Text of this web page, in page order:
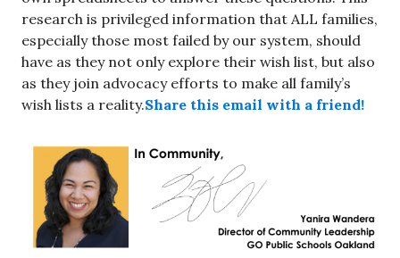
research is privileged information that ALL families,
especially those most failed by our system, should
have as they not only explore their wish list, but also
as they join advocacy efforts to make all family’s
wish lists a reality.Share this email with a friend!